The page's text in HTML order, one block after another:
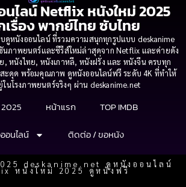
ไลน์ Netflix หนังใหม่ 2025
รื่อง พากย์ไทย ซับไทย
ดูหนังออนไลน์ ที่รวมความสนุกทุกรูปแบบ deskanime
นภาพยนตร์และซีรีส์ใหม่ล่าสุดจาก Netflix และค่ายดัง
, หนังไทย, หนังเกาหลี, หนังฝรั่ง และ หนังจีน ครบทุก
ะดุด พร้อมคุณภาพ ดูหนังออนไลน์ฟรี ระดับ 4K ที่ทำให้
นโรงภาพยนตร์จริงๆ ผ่าน deskanime.net
หน้าแรก
TOP IMDB
อนไลน์
ติดต่อ / ขอหนัง
deskanime.net ดูหนังออนไลน์
หนังใหม่ 2025 ดูหนังฟรี